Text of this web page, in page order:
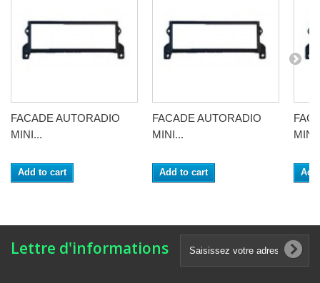
FACADE AUTORADIO
MINI...
Add to cart
FACADE AUTORADIO
MINI...
Add to cart
Lettre d'informations